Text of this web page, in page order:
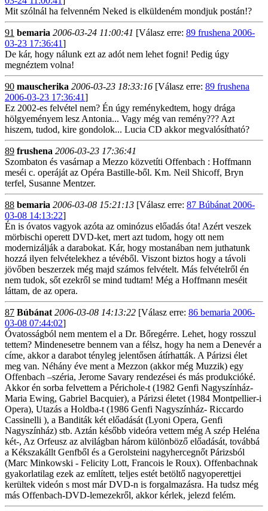
Mit szólnál ha felvenném Neked is elküldeném mondjuk postán!?
91 bemaria 2006-03-24 11:00:41 [Válasz erre: 89 frushena 2006-
03-23 17:36:41]
De kár, hogy nálunk ezt az adót nem lehet fogni! Pedig úgy
megnéztem volna!
90 mauscherika 2006-03-23 18:33:16 [Válasz erre: 89 frushena
2006-03-23 17:36:41]
Ez 2002-es felvétel nem? Én úgy reménykedtem, hogy drága
hölgyeményem lesz Antonia... Vagy még van remény??? Azt
hiszem, tudod, kire gondolok... Lucia CD akkor megvalósítható?
89 frushena 2006-03-23 17:36:41
Szombaton és vasárnap a Mezzo közvetíti Offenbach : Hoffmann
meséi c. operáját az Opéra Bastille-ből. Km. Neil Shicoff, Bryn
terfel, Susanne Mentzer.
88 bemaria 2006-03-08 15:21:13 [Válasz erre: 87 Búbánat 2006-
03-08 14:13:22]
Én is óvatos vagyok azóta az ominózus előadás óta! Azért veszek
mörbischi operett DVD-ket, mert azt tudom, hogy ott nem
modernizálják a darabokat. Kár, hogy mostanában nem juthatunk
hozzá ilyen felvételekhez a tévéből. Viszont biztos hogy a távoli
jövőben beszerzek még majd számos felvételt. Más felvételről én
nem tudok, sőt ezekről se mind tudtam! Még a Hoffmann meséit
láttam, de az opera.
87 Búbánat 2006-03-08 14:13:22 [Válasz erre: 86 bemaria 2006-
03-08 07:44:02]
Óvatosságból nem mentem el a Dr. Bőregérre. Lehet, hogy rosszul
tettem? Mindenesetre bennem van a félsz, hogy ha nem a Denevér a
címe, akkor a darabot tényleg jelentősen átírhatták. A Párizsi élet
meg van. Néhány éve ment a Mezzon (akkor még Muzzik) egy
Offenbach –széria, Jerome Savary rendezései és más produkcióké.
Akkor én sorba felvettem a Périchole-t (1982 Genfi Nagyszínház-
Maria Ewing, Gabriel Bacquier), a Párizsi életet (1984 Montpellier-i
Opera), Utazás a Holdba-t (1986 Genfi Nagyszínház- Riccardo
Cassinelli ), a Banditák két előadását (Lyoni Opera, Genfi
Nagyszínház) stb. Aztán később videóra vettem még A szép Heléna
két-, Az Orfeusz az alvilágban három különböző előadását, továbbá
a Kékszakállt Genfből és a Gerolsteini nagyhercegnőt Párizsból
(Marc Minkowski - Felicity Lott, Francois le Roux). Offenbachnak
gyakorlatilag ezek az említett, teljes estét betöltő nagyoperettjei
kerültek videón s most már DVD-n is forgalmazásra. Ha tudsz még
más Offenbach-DVD-lemezekről, akkor kérlek, jelezd felém.